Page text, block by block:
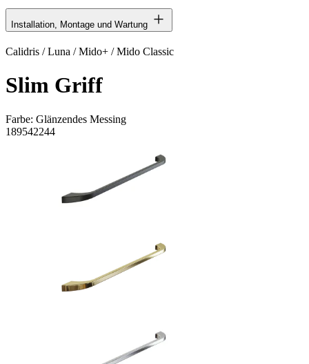
Installation, Montage und Wartung
Calidris / Luna / Mido+ / Mido Classic
Slim Griff
Farbe: Glänzendes Messing
189542244